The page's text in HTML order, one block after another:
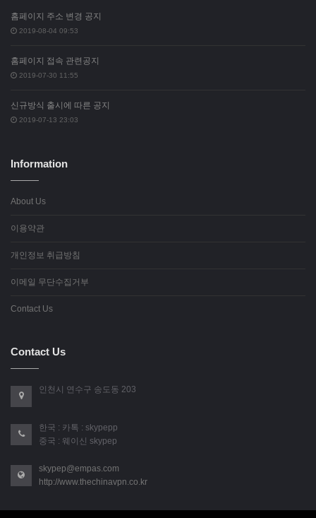
홈페이지 주소 변경 공지
2019-08-04 09:53
홈페이지 접속 관련공지
2019-07-30 11:55
신규방식 출시에 따른 공지
2019-07-13 23:03
Information
About Us
이용약관
개인정보 취급방침
이메일 무단수집거부
Contact Us
Contact Us
인천시 연수구 송도동 203
한국 : 카톡 : skypepp
중국 : 웨이신 skypep
skypep@empas.com
http://www.thechinavpn.co.kr